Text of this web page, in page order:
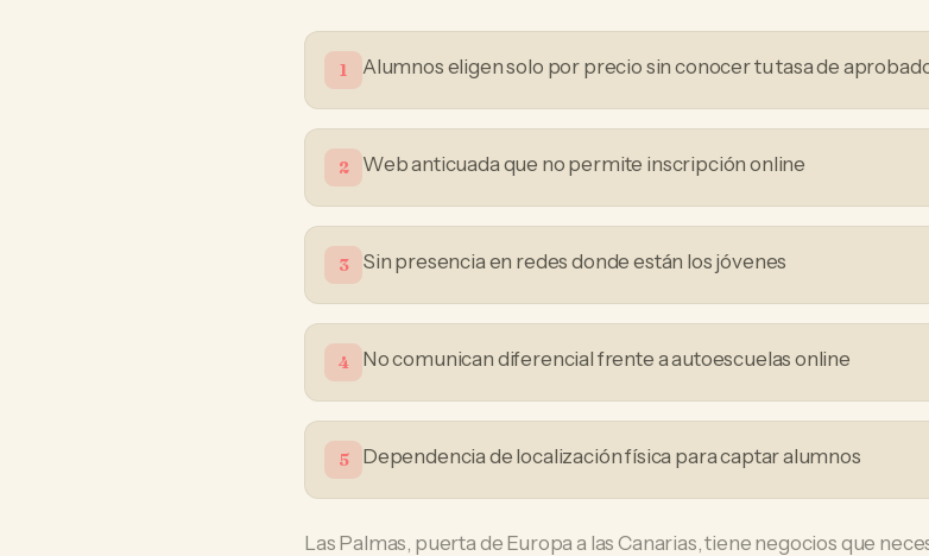
1 Alumnos eligen solo por precio sin conocer tu tasa de
2 Web anticuada que no permite inscripción online
3 Sin presencia en redes donde están los jóvenes
4 No comunican diferencial frente a autoescuelas online
5 Dependencia de localización física para captar alumnos
Las Palmas, puerta de Europa a las Canarias, tiene negocios que